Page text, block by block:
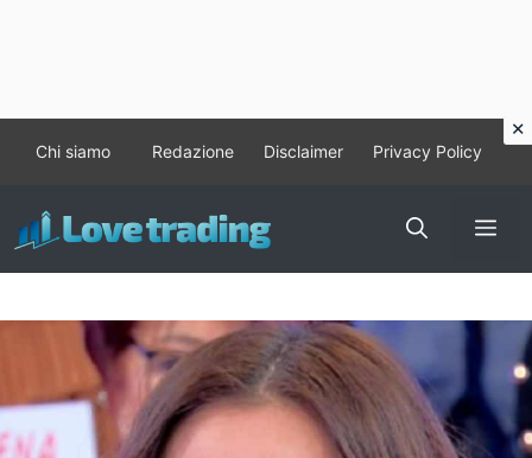
contenuto
Chi siamo Redazione Disclaimer Privacy Policy